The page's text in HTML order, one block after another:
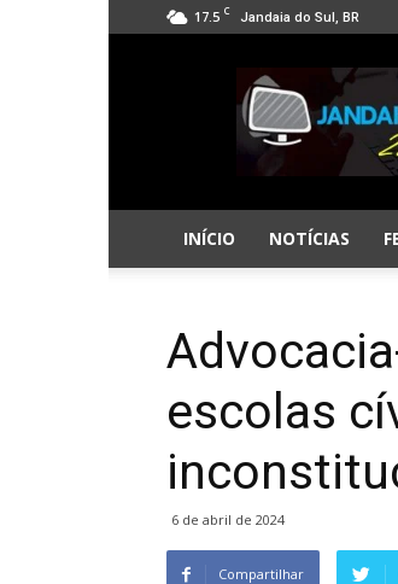
17.5 C Jandaia do Sul, BR
Jandaia
Online
INÍCIO NOTÍCIAS
escolas
6 de abril de 2024
Compartilhar